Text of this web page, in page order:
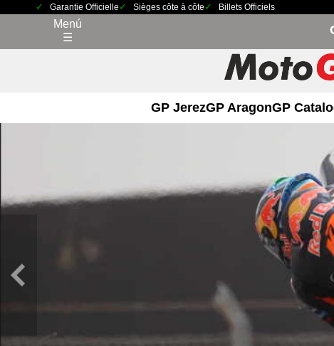
Garantie Officielle Sièges côte à côte Billets Officiels
Menú
☰
GP JerezGP AragonGP